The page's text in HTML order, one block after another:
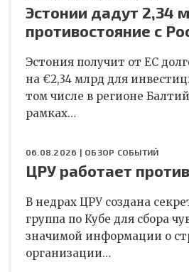
Эстонии дадут 2,34
противостояние с
Эстония получит от ЕС
на €2,34 млрд для
том числе в регионе
рамках…
06.08.2026 | ОБЗОР СОБЫТИЙ
ЦРУ работает
В недрах ЦРУ создана
группа по Кубе для сбора
значимой информации о
организации…